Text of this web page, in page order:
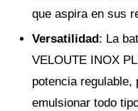
que aspira en sus
Versatilidad: La
VELOUTE INOX
potencia
emulsionar todo